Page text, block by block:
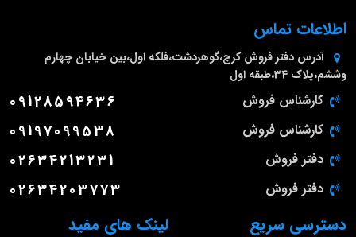
لینک های مفید دسترسی سریع
اطلاعات تماس
آدرس دفتر فروش کرج،گوهردشت،فلکه اول،بین خیابان چهارم
وششم،پلاک 34،طبقه اول
کارشناس فروش 09128594636
کارشناس فروش 09197099538
دفتر فروش 02634213231
دفتر فروش 02634203773